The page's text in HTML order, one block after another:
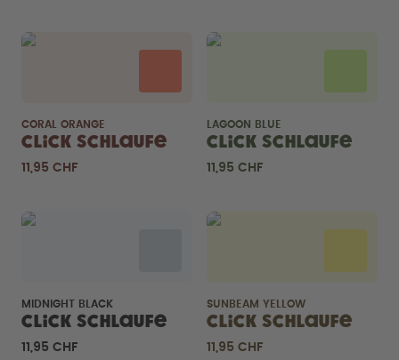
CORAL ORANGE
Click Schlaufe
11,95 CHF
LAGOON BLUE
Click Schlaufe
11,95 CHF
MIDNIGHT BLACK
Click Schlaufe
11,95 CHF
SUNBEAM YELLOW
Click Schlaufe
11,95 CHF